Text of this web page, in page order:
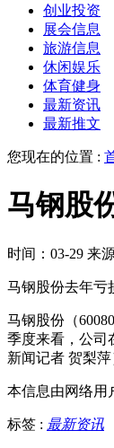
创业投资
展会信息
旅游信息
休闲娱乐
体育健身
最新资讯
最新推文
您现在的位置 :
马钢股
时间：03-29 来
马钢股份去年亏
马钢股份（
季度来看，公司
新闻记者 贺梨萍
本信息由网络用
标签 : 最新资讯